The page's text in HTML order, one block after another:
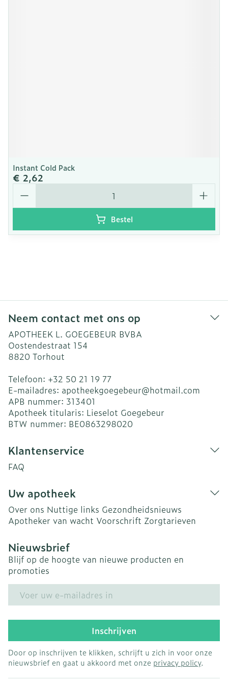
Instant Cold Pack
€ 2,62
Aantal
Bestel
Neem contact met ons op
APOTHEEK L. GOEGEBEUR BVBA
Oostendestraat 154
8820 Torhout
Telefoon: +32 50 21 19 77
E-mailadres: apotheekgoegebeur@hotmail.com
APB nummer: 313401
Apotheek titularis: Lieselot Goegebeur
BTW nummer: BE0863298020
Klantenservice
FAQ
Uw apotheek
Over ons Nuttige links Gezondheidsnieuws
Apotheker van wacht Voorschrift Zorgtarieven
Nieuwsbrief
Blijf op de hoogte van nieuwe producten en
promoties
Inschrijven
Door op inschrijven te klikken, schrijft u zich in voor onze
nieuwsbrief en gaat u akkoord met onze privacy policy.